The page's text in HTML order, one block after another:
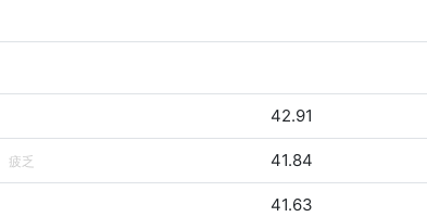
42.91
疲乏 41.84
41.63